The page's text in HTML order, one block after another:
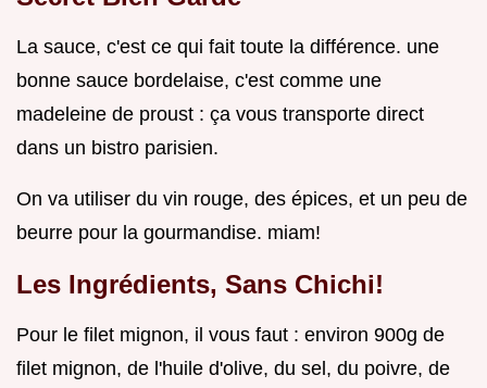
La sauce, c'est ce qui fait toute la différence. une
bonne sauce bordelaise, c'est comme une
madeleine de proust : ça vous transporte direct
dans un bistro parisien.
On va utiliser du vin rouge, des épices, et un peu de
beurre pour la gourmandise. miam!
Les Ingrédients, Sans Chichi!
Pour le filet mignon, il vous faut : environ 900g de
filet mignon, de l'huile d'olive, du sel, du poivre, de